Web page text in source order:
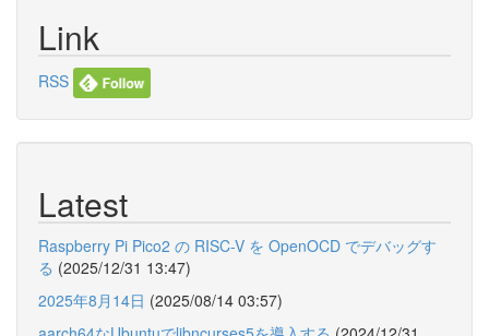
Link
RSS
Latest
Raspberry Pi Pico2 の RISC-V を OpenOCD でデバッグす
る (2025/12/31 13:47)
2025年8月14日 (2025/08/14 03:57)